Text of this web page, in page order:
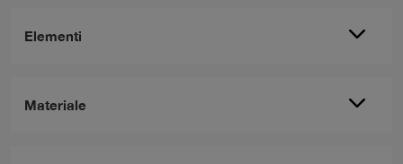
Elementi
Materiale